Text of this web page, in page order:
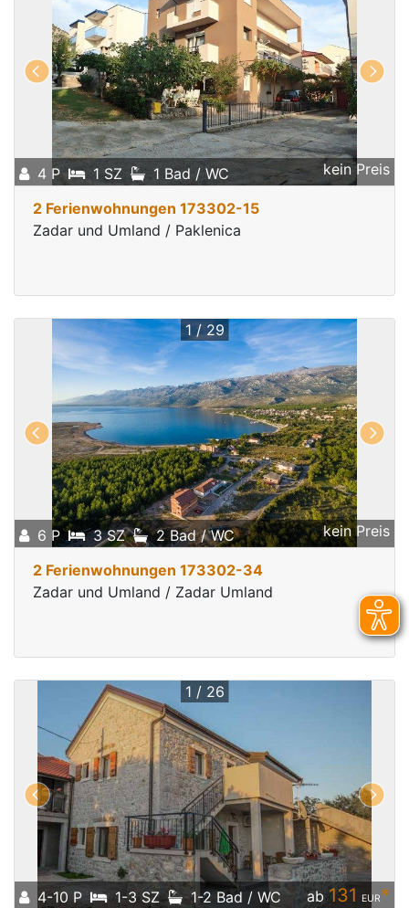
4 P 1 SZ 1 Bad / WC kein Preis
2 Ferienwohnungen 173302-15
Zadar und Umland / Paklenica
6 P 3 SZ 2 Bad / WC kein Preis
1 / 29
2 Ferienwohnungen 173302-34
Zadar und Umland / Zadar Umland
4-10 P 1-3 SZ 1-2 Bad / WC ab131 EUR*
1 / 26